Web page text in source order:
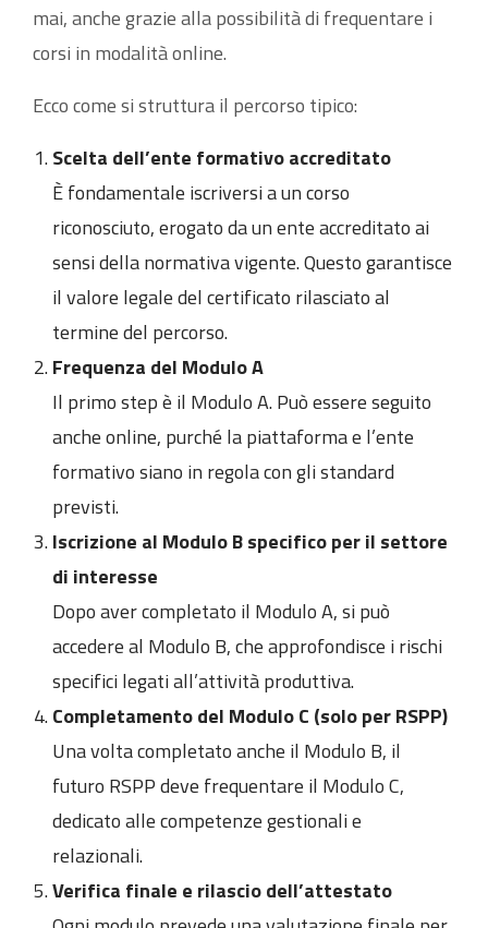
mai, anche grazie alla possibilità di frequentare i
corsi in modalità online.
Ecco come si struttura il percorso tipico:
Scelta dell’ente formativo accreditato
È fondamentale iscriversi a un corso
riconosciuto, erogato da un ente accreditato ai
sensi della normativa vigente. Questo garantisce
il valore legale del certificato rilasciato al
termine del percorso.
Frequenza del Modulo A
Il primo step è il Modulo A. Può essere seguito
anche online, purché la piattaforma e l’ente
formativo siano in regola con gli standard
previsti.
Iscrizione al Modulo B specifico per il settore
di interesse
Dopo aver completato il Modulo A, si può
accedere al Modulo B, che approfondisce i rischi
specifici legati all’attività produttiva.
Completamento del Modulo C (solo per RSPP)
Una volta completato anche il Modulo B, il
futuro RSPP deve frequentare il Modulo C,
dedicato alle competenze gestionali e
relazionali.
Verifica finale e rilascio dell’attestato